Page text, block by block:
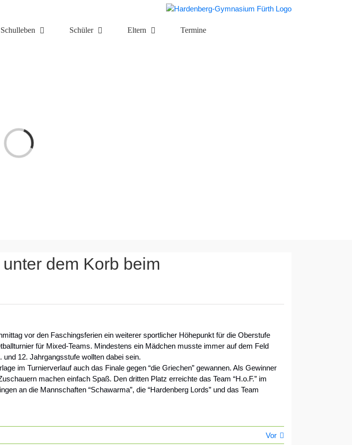
Schulleben Schüler Eltern Termine
Laden...
dem Korb beim
vor den Faschingsferien ein weiterer sportlicher Höhepunkt für die Oberstufe
für Mixed-Teams. Mindestens ein Mädchen musste immer auf dem Feld
12. Jahrgangsstufe wollten dabei sein.
im Turnierverlauf auch das Finale gegen “die Griechen” gewannen. Als Gewinner
machen einfach Spaß. Den dritten Platz erreichte das Team “H.o.F.” im
an die Mannschaften “Schawarma”, die “Hardenberg Lords” und das Team
Vor